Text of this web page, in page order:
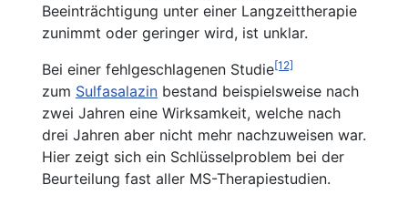
Beeinträchtigung unter einer Langzeittherapie
zunimmt oder geringer wird, ist unklar.
Bei einer fehlgeschlagenen Studie[12]
zum Sulfasalazin bestand beispielsweise nach
zwei Jahren eine Wirksamkeit, welche nach
drei Jahren aber nicht mehr nachzuweisen war.
Hier zeigt sich ein Schlüsselproblem bei der
Beurteilung fast aller MS-Therapiestudien.